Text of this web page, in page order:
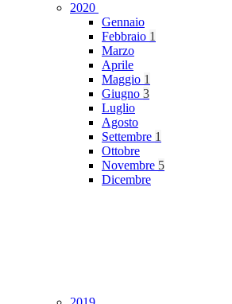
2020
Gennaio
Febbraio 1
Marzo
Aprile
Maggio 1
Giugno 3
Luglio
Agosto
Settembre 1
Ottobre
Novembre 5
Dicembre